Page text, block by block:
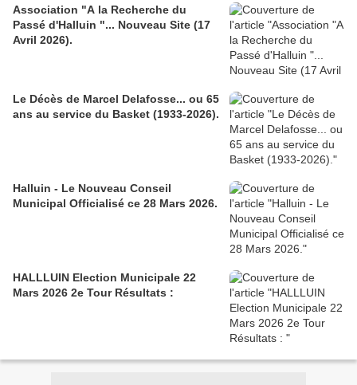
Association "A la Recherche du
Passé d'Halluin "... Nouveau Site (17
Avril 2026).
Le Décès de Marcel Delafosse... ou 65
ans au service du Basket (1933-2026).
Halluin - Le Nouveau Conseil
Municipal Officialisé ce 28 Mars 2026.
HALLLUIN Election Municipale 22
Mars 2026 2e Tour Résultats :